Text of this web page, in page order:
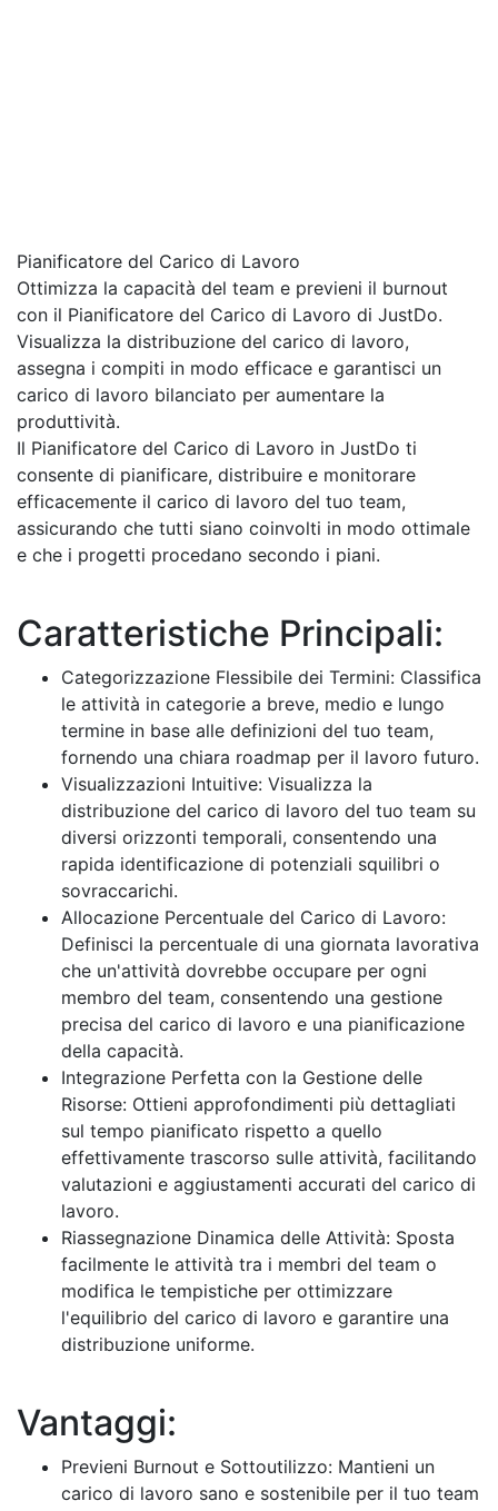
Pianificatore del Carico di Lavoro
Ottimizza la capacità del team e previeni il burnout
con il Pianificatore del Carico di Lavoro di JustDo.
Visualizza la distribuzione del carico di lavoro,
assegna i compiti in modo efficace e garantisci un
carico di lavoro bilanciato per aumentare la
produttività.
Il Pianificatore del Carico di Lavoro in JustDo ti
consente di pianificare, distribuire e monitorare
efficacemente il carico di lavoro del tuo team,
assicurando che tutti siano coinvolti in modo ottimale
e che i progetti procedano secondo i piani.
Caratteristiche Principali:
Categorizzazione Flessibile dei Termini: Classifica
le attività in categorie a breve, medio e lungo
termine in base alle definizioni del tuo team,
fornendo una chiara roadmap per il lavoro futuro.
Visualizzazioni Intuitive: Visualizza la
distribuzione del carico di lavoro del tuo team su
diversi orizzonti temporali, consentendo una
rapida identificazione di potenziali squilibri o
sovraccarichi.
Allocazione Percentuale del Carico di Lavoro:
Definisci la percentuale di una giornata lavorativa
che un'attività dovrebbe occupare per ogni
membro del team, consentendo una gestione
precisa del carico di lavoro e una pianificazione
della capacità.
Integrazione Perfetta con la Gestione delle
Risorse: Ottieni approfondimenti più dettagliati
sul tempo pianificato rispetto a quello
effettivamente trascorso sulle attività, facilitando
valutazioni e aggiustamenti accurati del carico di
lavoro.
Riassegnazione Dinamica delle Attività: Sposta
facilmente le attività tra i membri del team o
modifica le tempistiche per ottimizzare
l'equilibrio del carico di lavoro e garantire una
distribuzione uniforme.
Vantaggi:
Previeni Burnout e Sottoutilizzo: Mantieni un
carico di lavoro sano e sostenibile per il tuo team